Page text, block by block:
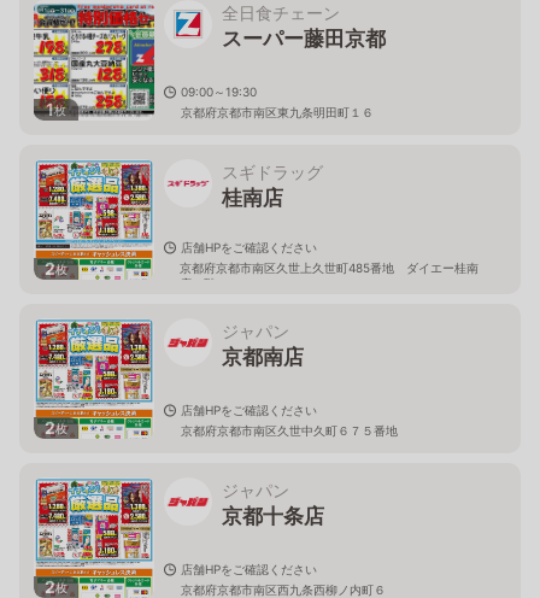
1枚
全日食チェーン
スーパー藤田京都
09:00～19:30
京都府京都市南区東九条明田町１６
2枚
スギドラッグ
桂南店
店舗HPをご確認ください
京都府京都市南区久世上久世町485番地 ダイエー桂南
店１階
2枚
ジャパン
京都南店
店舗HPをご確認ください
京都府京都市南区久世中久町６７５番地
2枚
ジャパン
京都十条店
店舗HPをご確認ください
京都府京都市南区西九条西柳ノ内町６